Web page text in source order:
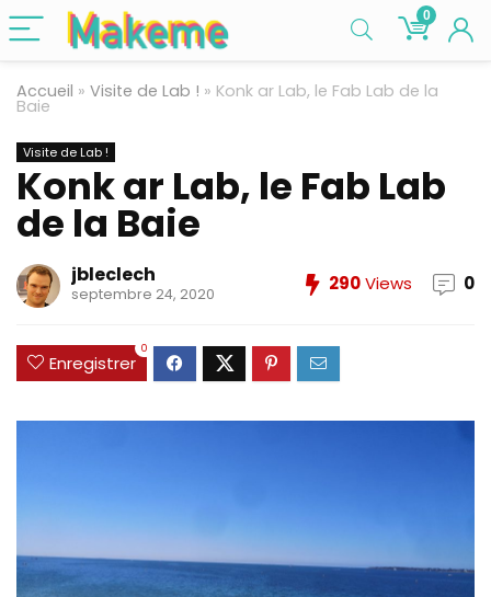
0
Accueil » Visite de Lab ! » Konk ar Lab, le Fab Lab de la
Baie
Visite de Lab !
Konk ar Lab, le Fab Lab
de la Baie
jbleclech
septembre 24, 2020 290Views 0
Enregistrer
0